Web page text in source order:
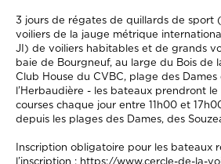
3 jours de régates de quillards de sport
voiliers de la jauge métrique
JI) de voiliers habitables et de grands
baie de Bourgneuf, au large du Bois de
Club House du CVBC, plage des
l’Herbaudière - les bateaux prendront
courses chaque jour entre 11h00 et
depuis les plages des Dames, des
Inscription obligatoire pour les bateaux
l’inscription : https://www.cercle-de-la-